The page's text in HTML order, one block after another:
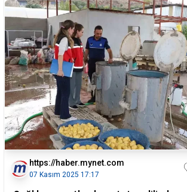
https://haber.mynet.com
07 Kasım 2025 17:17